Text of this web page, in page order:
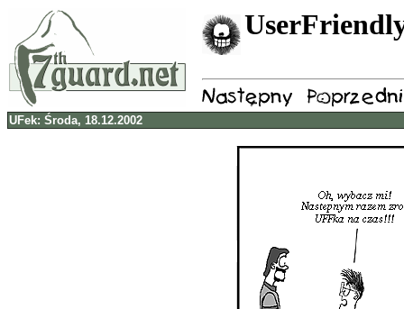
UFek: Środa, 18.12.2002